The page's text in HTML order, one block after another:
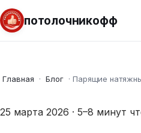
потолочникофф
Главная · Блог · Парящие
25 марта 2026 · 5–8 минут